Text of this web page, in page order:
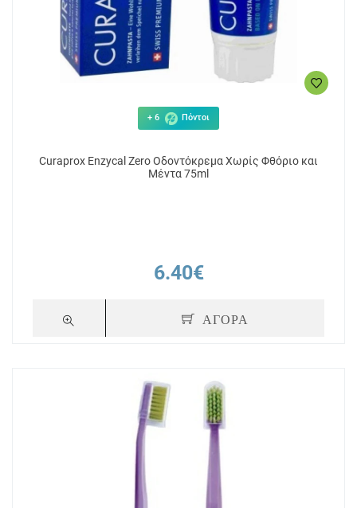
+ 6 Πόντοι
Curaprox Enzycal Zero Οδοντόκρεμα Χωρίς Φθόριο και
Μέντα 75ml
6.40€
ΑΓΟΡΑ